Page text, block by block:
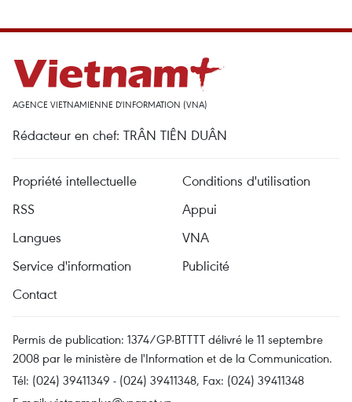
AGENCE VIETNAMIENNE D'INFORMATION (VNA)
Rédacteur en chef: TRÂN TIÊN DUÂN
Propriété intellectuelle
Conditions d'utilisation
RSS
Appui
Langues
VNA
Service d'information
Publicité
Contact
Permis de publication: 1374/GP-BTTTT délivré le 11 septembre
2008 par le ministère de l'Information et de la Communication.
Tél: (024) 39411349 - (024) 39411348, Fax: (024) 39411348